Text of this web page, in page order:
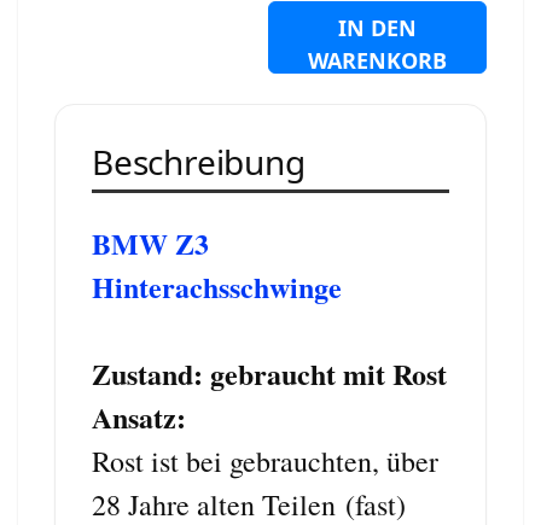
IN DEN
WARENKORB
Beschreibung
BMW Z3
Hinterachsschwinge
Zustand: gebrauchtmit Rost
Ansatz:
Rost ist bei gebrauchten, über
28 Jahre alten Teilen (fast)